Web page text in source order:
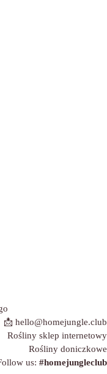
📩 hello@homejungle.club
Rośliny sklep internetowy
Rośliny doniczkowe
us: #homejungleclub